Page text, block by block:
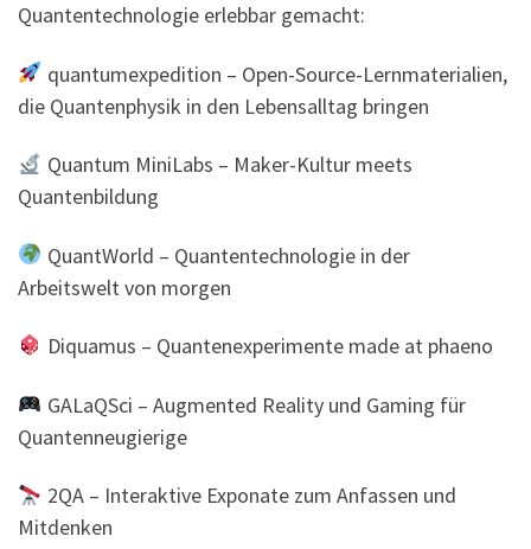
Quantentechnologie erlebbar gemacht:
quantumexpedition – Open-Source-Lernmaterialien,
die Quantenphysik in den Lebensalltag bringen
Quantum MiniLabs – Maker-Kultur meets
Quantenbildung
QuantWorld – Quantentechnologie in der
Arbeitswelt von morgen
Diquamus – Quantenexperimente made at phaeno
GALaQSci – Augmented Reality und Gaming für
Quantenneugierige
2QA – Interaktive Exponate zum Anfassen und
Mitdenken